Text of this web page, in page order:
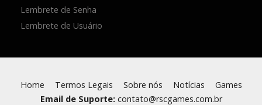
Lembrete de Senha
Lembrete de Usuário
Home Termos Legais Sobre nós Notícias
Games
Email de Suporte: contato@rscgames.com.br